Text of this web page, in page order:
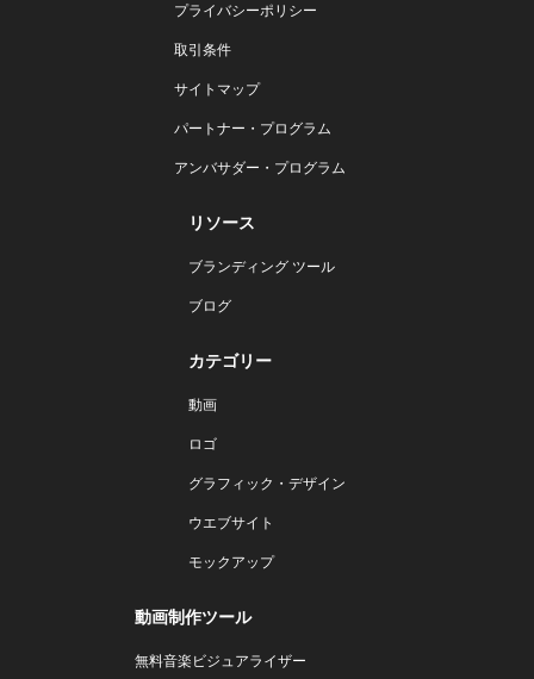
プライバシーポリシー
取引条件
サイトマップ
パートナー・プログラム
アンバサダー・プログラム
リソース
ブランディング ツール
ブログ
カテゴリー
動画
ロゴ
グラフィック・デザイン
ウエブサイト
モックアップ
動画制作ツール
無料音楽ビジュアライザー